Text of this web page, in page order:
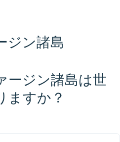
ジン諸島
ージン諸島は世
ますか？
/ 62.1 mi